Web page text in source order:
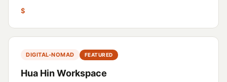
$
DIGITAL-NOMAD FEATURED
Hua Hin Workspace